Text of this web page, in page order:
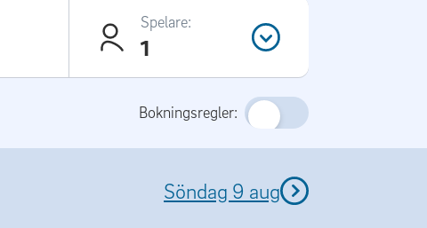
Spelare:
1
Bokningsregler:
Söndag 9 aug